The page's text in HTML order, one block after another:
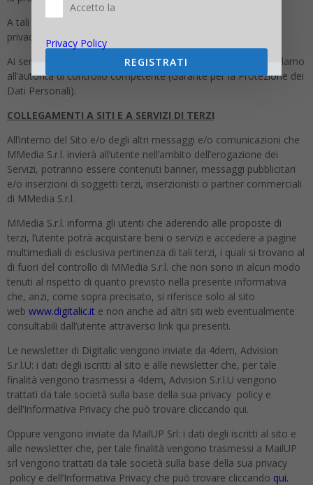
A tali fini, le richieste andranno rivolte via e-mail all’indirizzo
privacy@mmedia.info.
Ai sensi dell’art. 77 GDPR, infine, Lei ha diritto di proporre reclamo
all’autorità di controllo competente (Garante per la Protezione dei
Dati Personali).
COLLEGAMENTI A SITI E A SERVIZI DI TERZI
All’interno del Sito e/o degli altri messaggi e/o comunicazioni che
MMedia S.r.l. invierà all’utente nell’ambito dell’erogazione dei
Servizi, potranno essere contenuti banner, messaggi pubblicitari
e/o inserzioni di soggetti terzi, inserzionisti o partner commerciali
di MMedia S.r.l.
MMedia S.r.l. informa gli utenti che aderendo alle proposte di
terzi, l’utente potrà acquistare beni o servizi e accedere a pagine
multimediali di esclusiva pertinenza di tali terzi, i quali si trovano al
di fuori del controllo di MMedia S.r.l. che non sono in alcun modo
tenuti al rispetto di quanto previsto nella presente informativa
che, anzi, come sopra precisato, si riferisce solo al sito
web www.digitalic.it e non anche ad altri siti web eventualmente
consultabili dall’utente attraverso link qui presenti.
Le newsletter di Digitalic vengono inviate da 4dem, Advision
S.r.l.U: i dati degli iscritti al sito e alle newsletter che, per tale
finalità vengono trasmessi a 4dem, Advision S.r.l.U vengono
trattati da tale società sulla base della sua privacy policy e
dell’Informativa Privacy che può trovare cliccando qui.
Oppure vengono inviate da MailUP Srl: i dati degli iscritti al sito e
alle newsletter che, per tale finalità vengono trasmessi a MailUP
srl vengono trattati da tale società sulla base della sua privacy
policy e dell’Informativa Privacy che può trovare cliccando qui.
Accetto la
Privacy Policy
REGISTRATI